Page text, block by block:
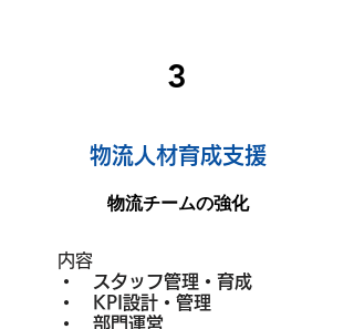
3
物流人材育成支援
物流チームの強化​
内容
・ スタッフ管理・育成
・ KPI設計・管理
・ 部門運営